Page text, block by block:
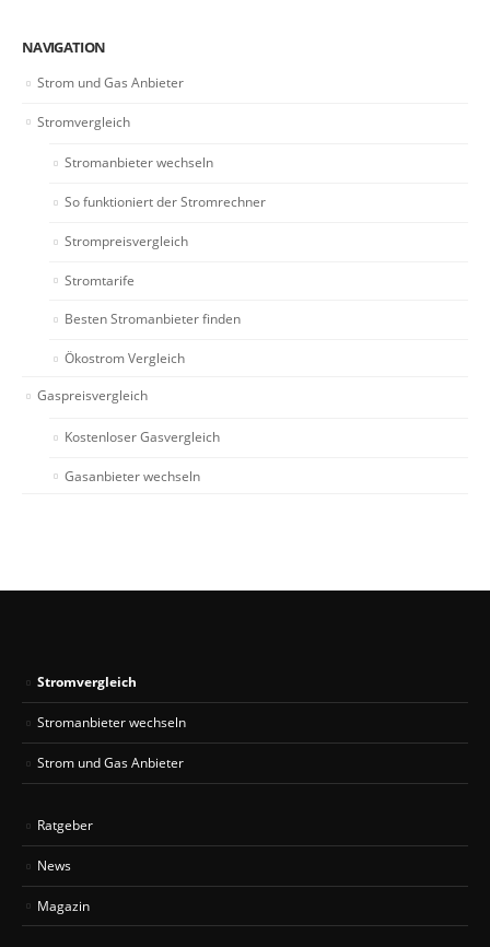
NAVIGATION
Strom und Gas Anbieter
Stromvergleich
Stromanbieter wechseln
So funktioniert der Stromrechner
Strompreisvergleich
Stromtarife
Besten Stromanbieter finden
Ökostrom Vergleich
Gaspreisvergleich
Kostenloser Gasvergleich
Gasanbieter wechseln
Stromvergleich
Stromanbieter wechseln
Strom und Gas Anbieter
Ratgeber
News
Magazin